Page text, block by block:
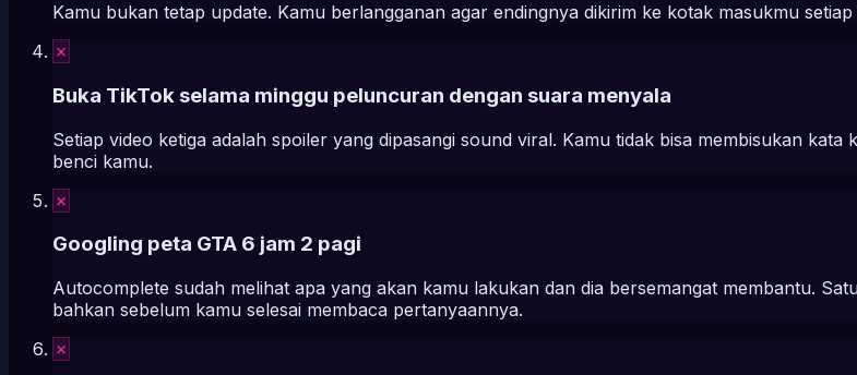
Kamu bukan tetap update. Kamu berlangganan agar endingnya dikirim ke kotak masukmu
✗
Buka TikTok selama minggu peluncuran dengan suara menyala
Setiap video ketiga adalah spoiler yang dipasangi sound viral. Kamu tidak bisa membisukan
benci kamu.
✗
Googling peta GTA 6 jam 2 pagi
Autocomplete sudah melihat apa yang akan kamu lakukan dan dia bersemangat membantu.
bahkan sebelum kamu selesai membaca pertanyaannya.
✗